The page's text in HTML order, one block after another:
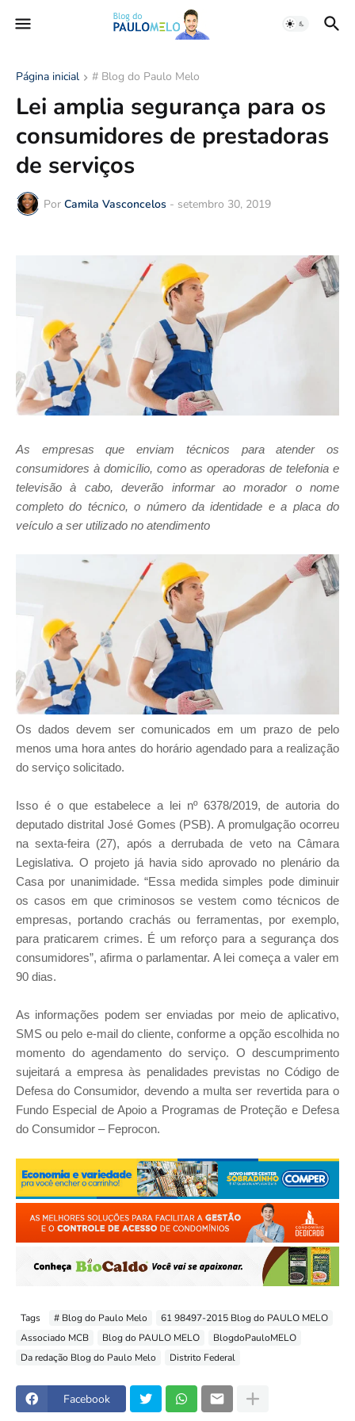
Página inicial # Blog do Paulo Melo
Lei amplia segurança para os
consumidores de prestadoras
de serviços
Por Camila Vasconcelos - setembro 30, 2019
As empresas que enviam técnicos para atender os
consumidores à domicílio, como as operadoras de telefonia e
televisão à cabo, deverão informar ao morador o nome
completo do técnico, o número da identidade e a placa do
veículo a ser utilizado no atendimento
Os dados devem ser comunicados em um prazo de pelo
menos uma hora antes do horário agendado para a realização
do serviço solicitado.
Isso é o que estabelece a lei nº 6378/2019, de autoria do
deputado distrital José Gomes (PSB). A promulgação ocorreu
na sexta-feira (27), após a derrubada de veto na Câmara
Legislativa. O projeto já havia sido aprovado no plenário da
Casa por unanimidade. “Essa medida simples pode diminuir
os casos em que criminosos se vestem como técnicos de
empresas, portando crachás ou ferramentas, por exemplo,
para praticarem crimes. É um reforço para a segurança dos
consumidores”, afirma o parlamentar. A lei começa a valer em
90 dias.
As informações podem ser enviadas por meio de aplicativo,
SMS ou pelo e-mail do cliente, conforme a opção escolhida no
momento do agendamento do serviço. O descumprimento
sujeitará a empresa às penalidades previstas no Código de
Defesa do Consumidor, devendo a multa ser revertida para o
Fundo Especial de Apoio a Programas de Proteção e Defesa
do Consumidor – Feprocon.
Tags # Blog do Paulo Melo
61 98497-2015 Blog do PAULO MELO
Associado MCB
Blog do PAULO MELO
BlogdoPauloMELO
Da redação Blog do Paulo Melo
Distrito Federal
Facebook